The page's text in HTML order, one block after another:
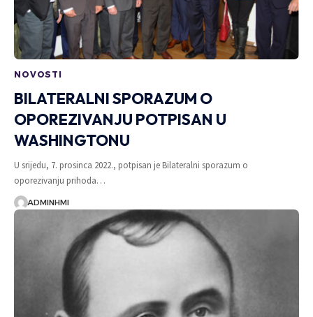
NOVOSTI
BILATERALNI SPORAZUM O
OPOREZIVANJU POTPISAN U
WASHINGTONU
U srijedu, 7. prosinca 2022., potpisan je Bilateralni sporazum o
oporezivanju prihoda…
ADMINHMI